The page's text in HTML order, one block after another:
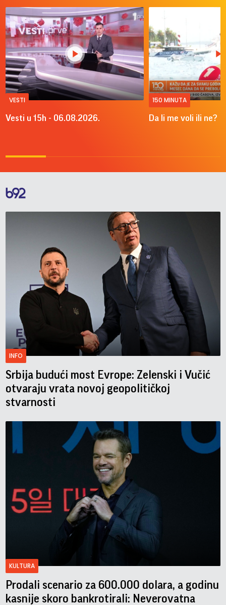
VESTI
Vesti u 15h - 06.08.2026.
150 MINUTA
Da li me voli ili ne?
INFO
Srbija budući most Evrope: Zelenski i Vučić
otvaraju vrata novoj geopolitičkoj
stvarnosti
KULTURA
Prodali scenario za 600.000 dolara, a godinu
kasnije skoro bankrotirali: Neverovatna